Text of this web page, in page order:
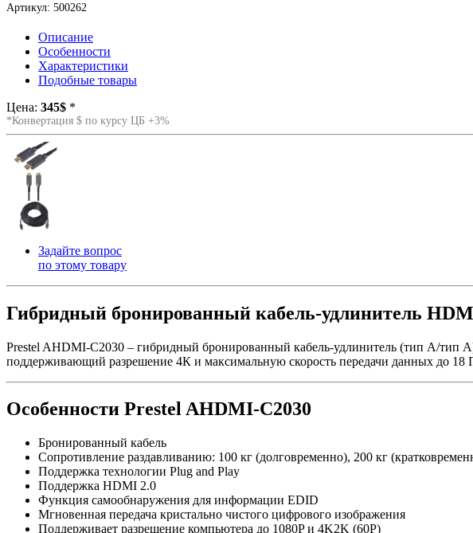
Артикул: 500262
Описание
Особенности
Характеристики
Подобные товары
Цена: 345$ *
*Конвертация $ по курсу ЦБ +3%
Задайте вопрос
по этому товару
Гибридный бронированный кабель-удлинитель
Prestel AHDMI-C2030 – гибридный бронированный кабель-удлинитель (тип А/
поддерживающий разрешение 4К и максимальную скорость передачи данных до 18
Особенности Prestel AHDMI-C2030
Бронированный кабель
Сопротивление раздавливанию: 100 кг (долговременно), 200 кг
Поддержка технологии Plug and Play
Поддержка HDMI 2.0
Функция самообнаружения для информации EDID
Мгновенная передача кристально чистого цифрового изображения
Поддерживает разрешение компьютера до 1080P и 4K2K (60P)